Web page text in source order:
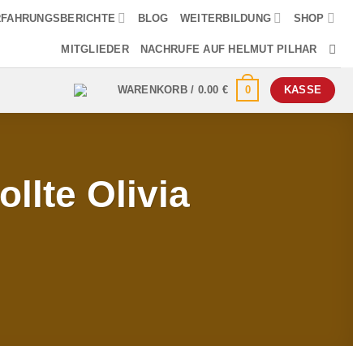
BLOG WEITERBILDUNG SHOP
MITGLIEDER NACHRUFE AUF HELMUT PILHAR
WARENKORB / 0.00 € 0 KASSE
Olivia